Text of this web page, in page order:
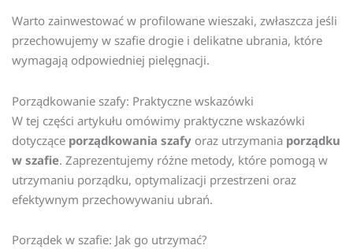
Warto zainwestować w profilowane wieszaki, zwłaszcza jeśli
przechowujemy w szafie drogie i delikatne ubrania, które
wymagają odpowiedniej pielęgnacji.
Porządkowanie szafy: Praktyczne wskazówki
W tej części artykułu omówimy praktyczne wskazówki
dotyczące porządkowania szafy oraz utrzymania porządku
w szafie. Zaprezentujemy różne metody, które pomogą w
utrzymaniu porządku, optymalizacji przestrzeni oraz
efektywnym przechowywaniu ubrań.
Porządek w szafie: Jak go utrzymać?